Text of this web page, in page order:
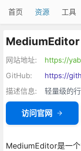
首页 资源 工具
MediumEditor
网站地址:
https://
GitHub:
https://
描述信息:
轻量级的
访问官网
MediumEditor是一